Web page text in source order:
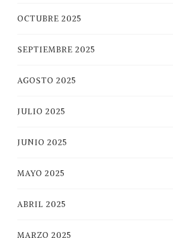
OCTUBRE 2025
SEPTIEMBRE 2025
AGOSTO 2025
JULIO 2025
JUNIO 2025
MAYO 2025
ABRIL 2025
MARZO 2025